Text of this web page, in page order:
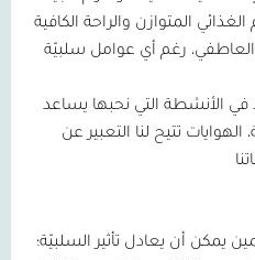
المتوازن والراحة الكافية
رغم أي عوامل سلبيّة
في الأنشطة التي نحبها يساعد
الهوايات تتيح لنا التعبير عن
يمكن أن يعادل تأثير السلبيّة؛